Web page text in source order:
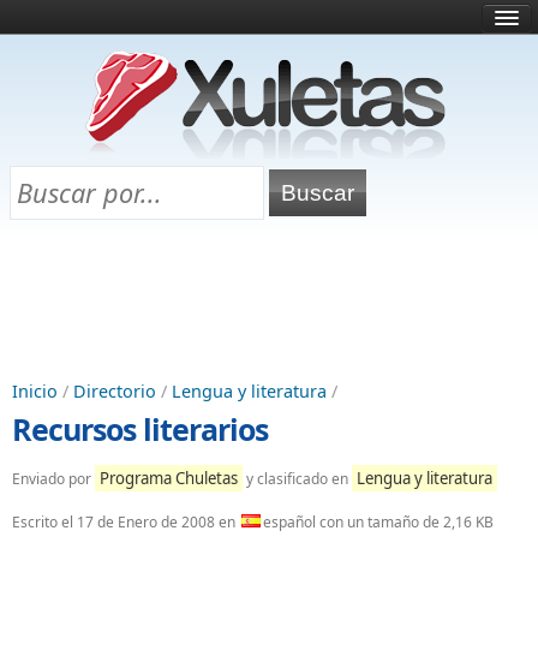
¿Qué es esto?
Directorio
Chuletas para exámenes
Inicio / Directorio / Lengua y literatura /
Recursos literarios
Enviado por Programa Chuletas y clasificado en Lengua y literatura
Escrito el 17 de Enero de 2008en español con un tamaño de 2,16 KB